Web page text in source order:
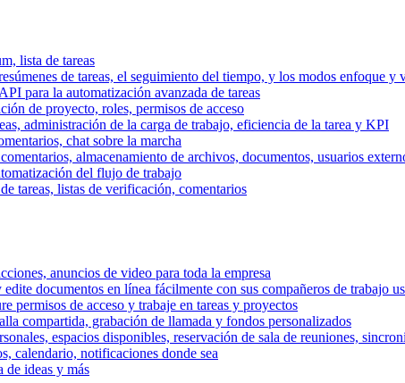
lista de tareas
de tareas, el seguimiento del tiempo, y los modos enfoque y
para la automatización avanzada de tareas
de proyecto, roles, permisos de acceso
administración de la carga de trabajo, eficiencia de la tarea y KPI
chat sobre la marcha
almacenamiento de archivos, documentos, usuarios
del flujo de trabajo
tareas, listas de verificación, comentarios
anuncios de video para toda la empresa
documentos en línea fácilmente con sus compañeros de trabajo
permisos de acceso y trabaje en tareas y proyectos
compartida, grabación de llamada y fondos personalizados
espacios disponibles, reservación de sala de reuniones,
calendario, notificaciones donde sea
de ideas y más